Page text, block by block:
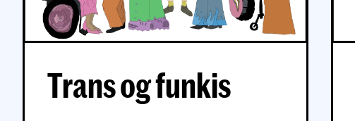
Trans og funkis